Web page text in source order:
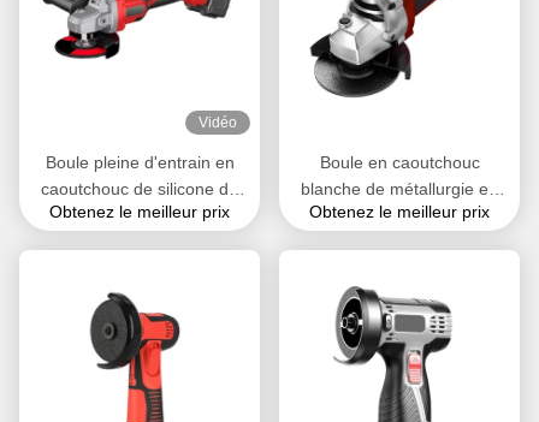
Vidéo
Boule pleine d'entrain en
caoutchouc de silicone de
catégorie comestible pour la
Obtenez le meilleur prix
Boule en caoutchouc
blanche de métallurgie en
métal avec des trous,
silicone
Obtenez le meilleur prix